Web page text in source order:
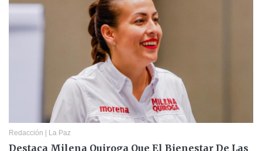
Redacción La Paz
Destaca Milena Quiroga Que El Bienestar De Las